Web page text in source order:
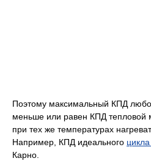
Поэтому максимальный КПД
меньше или равен КПД
при тех же температурах
Например, КПД идеального
Карно.